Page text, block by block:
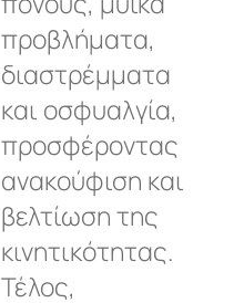
προβλήματα,
διαστρέμματα
και οσφυαλγία,
προσφέροντας
ανακούφιση και
βελτίωση της
κινητικότητας.
Τέλος,